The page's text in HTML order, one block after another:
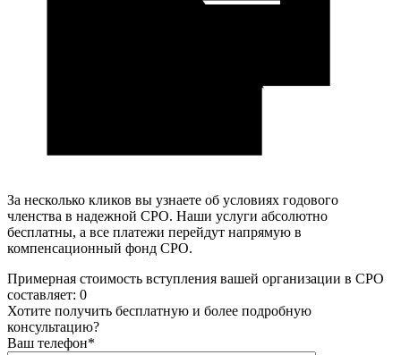
За несколько кликов вы узнаете об условиях годового
членства в надежной СРО. Наши услуги абсолютно
бесплатны, а все платежи перейдут напрямую в
компенсационный фонд СРО.
Примерная стоимость вступления вашей организации в СРО
составляет: 0
Хотите получить бесплатную и более подробную
консультацию?
Ваш телефон*